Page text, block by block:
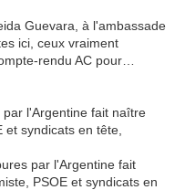
Guevara, à l'ambassade
ici, ceux vraiment
rendu AC pour…
l'Argentine fait naître
syndicats en tête,
par l'Argentine fait
PSOE et syndicats en